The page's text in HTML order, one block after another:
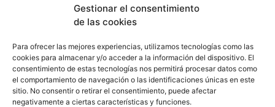
Gestionar el consentimiento
de las cookies
Para ofrecer las mejores experiencias, utilizamos tecnologías como las
cookies para almacenar y/o acceder a la información del dispositivo. El
consentimiento de estas tecnologías nos permitirá procesar datos como
el comportamiento de navegación o las identificaciones únicas en este
sitio. No consentir o retirar el consentimiento, puede afectar
negativamente a ciertas características y funciones.